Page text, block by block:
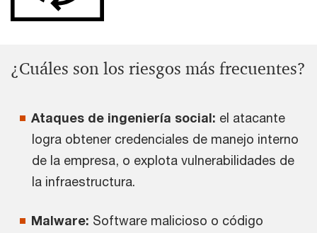
¿Cuáles son los riesgos más frecuentes?
Ataques de ingeniería social: el atacante
logra obtener credenciales de manejo interno
de la empresa, o explota vulnerabilidades de
la infraestructura.
Malware: Software malicioso o código